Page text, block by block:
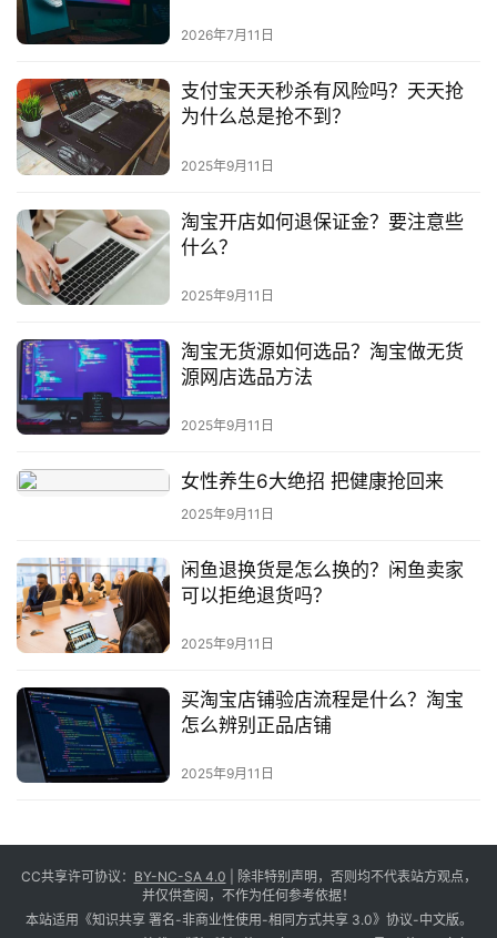
2026年7月11日
支付宝天天秒杀有风险吗？天天抢
为什么总是抢不到？
2025年9月11日
淘宝开店如何退保证金？要注意些
什么？
2025年9月11日
淘宝无货源如何选品？淘宝做无货
源网店选品方法
2025年9月11日
女性养生6大绝招 把健康抢回来
2025年9月11日
闲鱼退换货是怎么换的？闲鱼卖家
可以拒绝退货吗？
2025年9月11日
买淘宝店铺验店流程是什么？淘宝
怎么辨别正品店铺
2025年9月11日
CC共享许可协议： BY-NC-SA 4.0 | 除非特别声明，否则均不代表站方观点，
并仅供查阅，不作为任何参考依据！
本站适用《知识共享 署名-非商业性使用-相同方式共享 3.0》协议-中文版。